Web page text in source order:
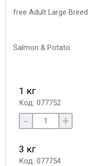
1 кг
Код: 077752
- +
3 кг
Код: 077754